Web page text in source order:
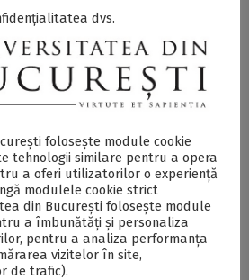
InnovationLabs
PENTRU
DIZABILITĂŢI DE VEDERE
„Start-up of the Year” -
de Exigo, o echipă a Facultății
din cadrul UB - DOC
dvs.
folosește module cookie
tehnologii similare pentru a opera
a oferi utilizatorilor o experiență
modulele cookie strict
din București folosește module
a îmbunătăți și personaliza
pentru a analiza performanța
vizitelor în site,
de trafic).